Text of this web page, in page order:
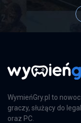
WymieńGry.pl to
graczy, służący do
oraz PC.